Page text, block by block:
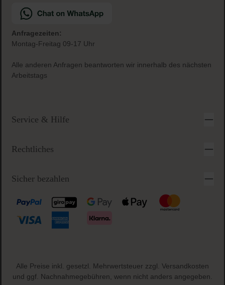
Anfragezeiten:
Montag-Freitag 09-17 Uhr
Alle anderen Anfragen beantworten wir innerhalb des nächsten
Arbeitstags
Service & Hilfe
Rechtliches
Sicher bezahlen
Alle Preise inkl. gesetzl. Mehrwertsteuer zzgl. Versandkosten
und ggf. Nachnahmegebühren, wenn nicht anders angegeben.